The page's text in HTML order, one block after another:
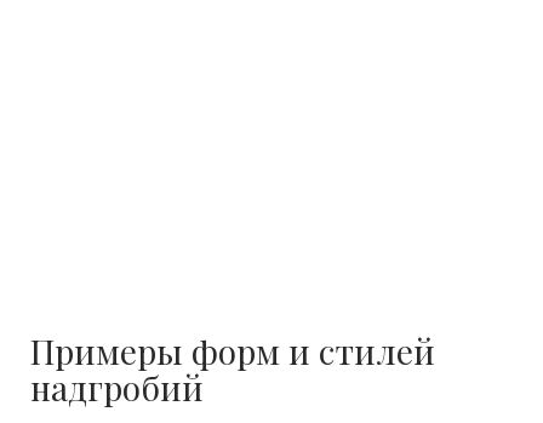
Примеры форм и стилей
надгробий